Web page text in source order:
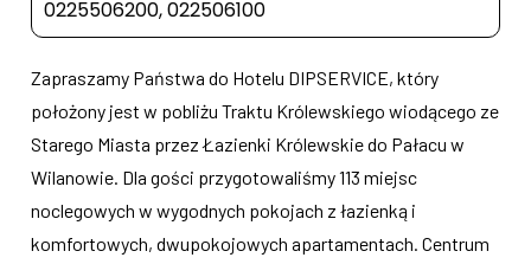
0225506200, 022506100
Zapraszamy Państwa do Hotelu DIPSERVICE, który
położony jest w pobliżu Traktu Królewskiego wiodącego ze
Starego Miasta przez Łazienki Królewskie do Pałacu w
Wilanowie. Dla gości przygotowaliśmy 113 miejsc
noclegowych w wygodnych pokojach z łazienką i
komfortowych, dwupokojowych apartamentach. Centrum